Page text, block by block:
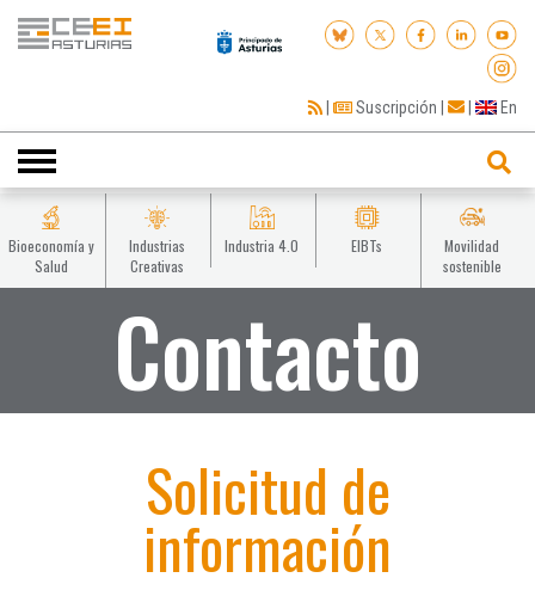
| Suscripción | | En
Toggle
navigation
Bioeconomía y
Salud
Industrias
Creativas
Industria 4.0 EIBTs
Movilidad
sostenible
Contacto
Solicitud de
información